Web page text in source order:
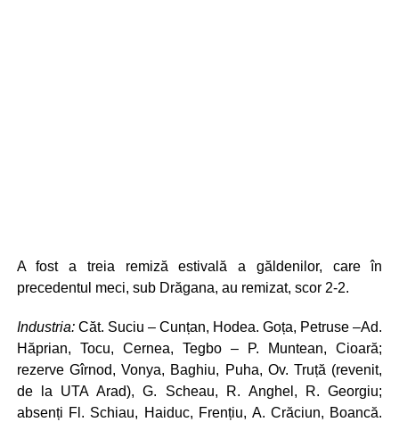
A fost a treia remiză estivală a găldenilor, care în
precedentul meci, sub Drăgana, au remizat, scor 2-2.
Industria:Căt. Suciu – Cunțan, Hodea. Goța, Petruse –Ad.
Hăprian, Tocu, Cernea, Tegbo – P. Muntean, Cioară;
rezerve Gîrnod, Vonya, Baghiu, Puha, Ov. Truță (revenit,
de la UTA Arad), G. Scheau, R. Anghel, R. Georgiu;
absenți Fl. Schiau, Haiduc, Frențiu, A. Crăciun, Boancă.